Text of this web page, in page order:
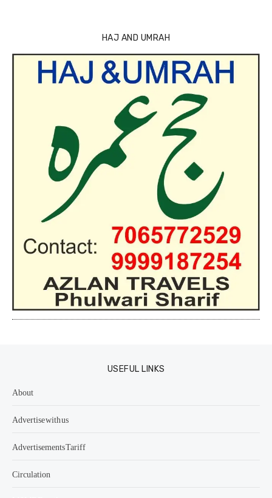
HAJ AND UMRAH
USEFUL LINKS
About
Advertise with us
Advertisements Tariff
Circulation